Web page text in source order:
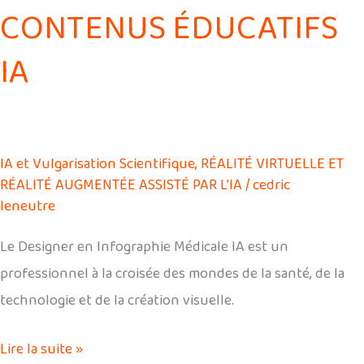
CONTENUS ÉDUCATIFS
IA
IA et Vulgarisation Scientifique, RÉALITÉ VIRTUELLE ET
RÉALITÉ AUGMENTÉE ASSISTÉ PAR L’IA/cedric
leneutre
Le Designer en Infographie Médicale IA est un
professionnel à la croisée des mondes de la santé, de la
technologie et de la création visuelle.
Lire la suite »